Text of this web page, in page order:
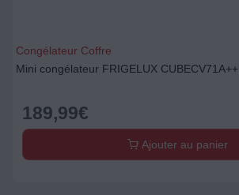
Congélateur Coffre
Mini congélateur FRIGELUX CUBECV71A++
189,99€
Ajouter au panier